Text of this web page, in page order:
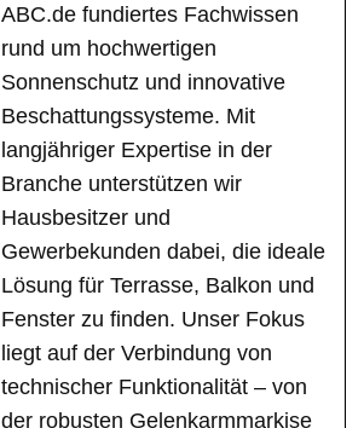
ABC.de fundiertes Fachwissen
rund um hochwertigen
Sonnenschutz und innovative
Beschattungssysteme. Mit
langjähriger Expertise in der
Branche unterstützen wir
Hausbesitzer und
Gewerbekunden dabei, die ideale
Lösung für Terrasse, Balkon und
Fenster zu finden. Unser Fokus
liegt auf der Verbindung von
technischer Funktionalität – von
der robusten Gelenkarmmarkise